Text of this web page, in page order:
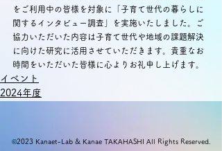
をご利用中の皆様を対象に「子育て世代の暮らしに
関するインタビュー調査」を実施いたしました。ご
協力いただいた内容は子育て世代や地域の課題解決
に向けた研究に活用させていただきます。貴重なお
時間をいただいた皆様に心よりお礼申し上げます。
イベント
2024年度
©2023 Kanaet-Lab & Kanae TAKAHASHI All Rights Reserved.